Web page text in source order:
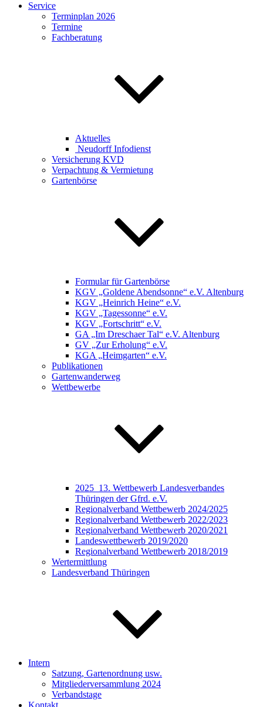
Service
Terminplan 2026
Termine
Fachberatung
Aktuelles
Neudorff Infodienst
Versicherung KVD
Verpachtung & Vermietung
Gartenbörse
Formular für Gartenbörse
KGV „Goldene Abendsonne“ e.V. Altenburg
KGV „Heinrich Heine“ e.V.
KGV „Tagessonne“ e.V.
KGV „Fortschritt“ e.V.
GA „Im Dreschaer Tal“ e.V. Altenburg
GV „Zur Erholung“ e.V.
KGA „Heimgarten“ e.V.
Publikationen
Gartenwanderweg
Wettbewerbe
2025_13. Wettbewerb Landesverbandes
Thüringen der Gfrd. e.V.
Regionalverband Wettbewerb 2024/2025
Regionalverband Wettbewerb 2022/2023
Regionalverband Wettbewerb 2020/2021
Landeswettbewerb 2019/2020
Regionalverband Wettbewerb 2018/2019
Wertermittlung
Landesverband Thüringen
Intern
Satzung, Gartenordnung usw.
Mitgliederversammlung 2024
Verbandstage
Kontakt